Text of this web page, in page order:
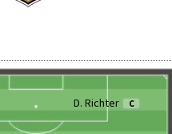
D. Richter C